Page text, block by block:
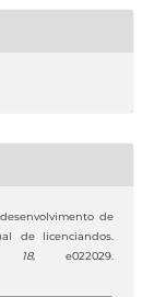
de
de licenciandos.
18, e022029.